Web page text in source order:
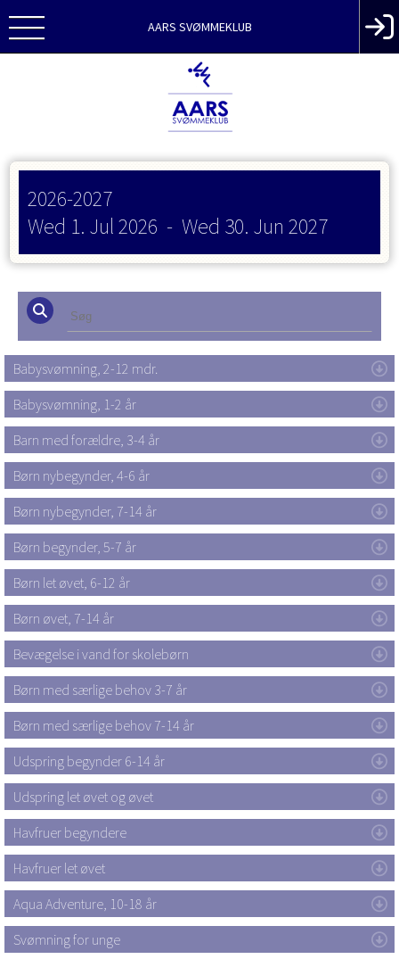
AARS SVØMMEKLUB
2026-2027
Wed 1. Jul 2026 - Wed 30. Jun 2027
Babysvømning, 2-12 mdr.
Babysvømning, 1-2 år
Barn med forældre, 3-4 år
Børn nybegynder, 4-6 år
Børn nybegynder, 7-14 år
Børn begynder, 5-7 år
Børn let øvet, 6-12 år
Børn øvet, 7-14 år
Bevægelse i vand for skolebørn
Børn med særlige behov 3-7 år
Børn med særlige behov 7-14 år
Udspring begynder 6-14 år
Udspring let øvet og øvet
Havfruer begyndere
Havfruer let øvet
Aqua Adventure, 10-18 år
Svømning for unge